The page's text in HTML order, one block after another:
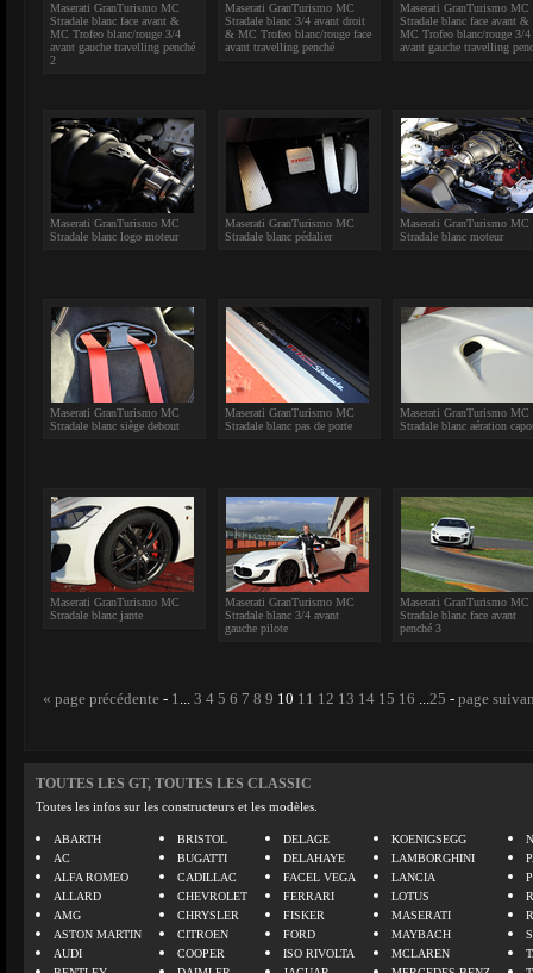
Maserati GranTurismo MC
Stradale blanc face avant &
MC Trofeo blanc/rouge 3/4
avant gauche travelling penché
2
Maserati GranTurismo MC
Stradale blanc 3/4 avant droit
& MC Trofeo blanc/rouge face
avant travelling penché
Maserati GranTurismo MC
Stradale blanc face avant &
MC Trofeo blanc/rouge 3/4
avant gauche travelling
Maserati GranTurismo MC
Stradale blanc logo moteur
Maserati GranTurismo MC
Stradale blanc pédalier
Maserati GranTurismo MC
Stradale blanc moteur
Maserati GranTurismo MC
Stradale blanc siège debout
Maserati GranTurismo MC
Stradale blanc pas de porte
Maserati GranTurismo MC
Stradale blanc aération
Maserati GranTurismo MC
Stradale blanc jante
Maserati GranTurismo MC
Stradale blanc 3/4 avant
gauche pilote
Maserati GranTurismo MC
Stradale blanc face avant
penché 3
« page précédente - 1... 3 4 5 6 7 8 9 10 11 12 13 14 15 16 ...25 - page
TOUTES LES GT, TOUTES LES CLASSIC
Toutes les infos sur les constructeurs et les modèles.
ABARTH
AC
ALFA ROMEO
ALLARD
AMG
ASTON MARTIN
AUDI
BRISTOL
BUGATTI
CADILLAC
CHEVROLET
CHRYSLER
CITROEN
COOPER
DELAGE
DELAHAYE
FACEL VEGA
FERRARI
FISKER
FORD
ISO RIVOLTA
KOENIGSEGG
LAMBORGHINI
LANCIA
LOTUS
MASERATI
MAYBACH
MCLAREN